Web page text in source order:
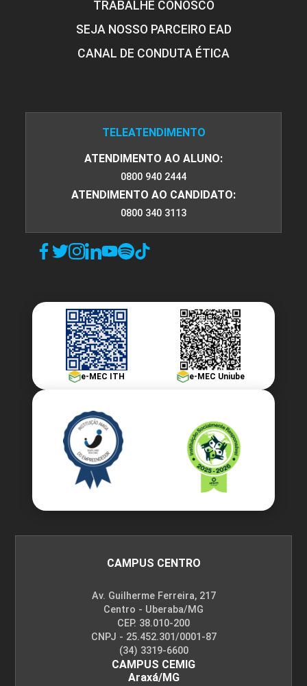
TRABALHE CONOSCO
SEJA NOSSO PARCEIRO EAD
CANAL DE CONDUTA ÉTICA
TELEATENDIMENTO
ATENDIMENTO AO ALUNO:
0800 940 2444
ATENDIMENTO AO CANDIDATO:
0800 340 3113
e-MEC ITH e-MEC Uniube
CAMPUS CENTRO
Av. Guilherme Ferreira, 217
Centro - Uberaba/MG
CEP. 38.010-200
CNPJ - 25.452.301/0001-87
(34) 3319-6600
CAMPUS CEMIG
Araxá/MG